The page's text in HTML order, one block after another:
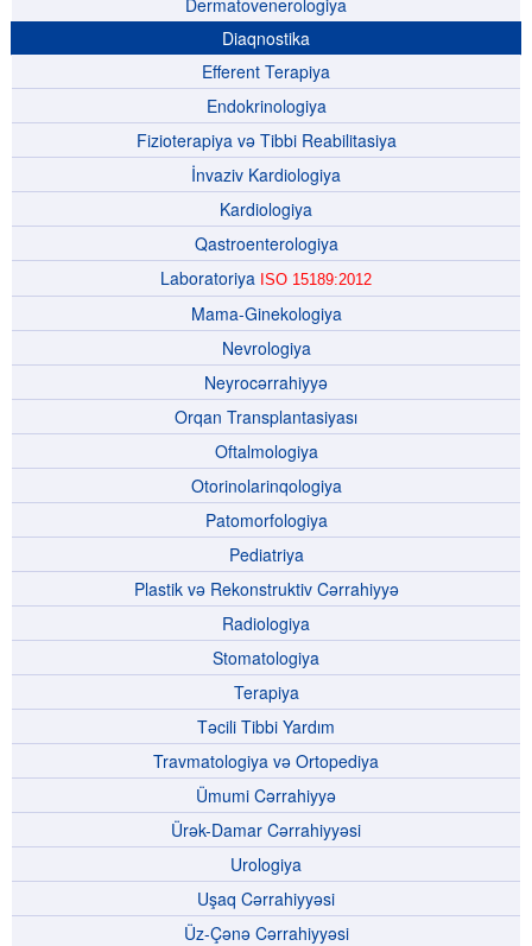
Diaqnostika
Efferent Terapiya
Endokrinologiya
Fizioterapiya və Tibbi Reabilitasiya
İnvaziv Kardiologiya
Kardiologiya
Qastroenterologiya
Laboratoriya ISO 15189:2012
Mama-Ginekologiya
Nevrologiya
Neyrocərrahiyyə
Orqan Transplantasiyası
Oftalmologiya
Otorinolarinqologiya
Patomorfologiya
Pediatriya
Plastik və Rekonstruktiv Cərrahiyyə
Radiologiya
Stomatologiya
Terapiya
Təcili Tibbi Yardım
Travmatologiya və Ortopediya
Ümumi Cərrahiyyə
Ürək-Damar Cərrahiyyəsi
Urologiya
Uşaq Cərrahiyyəsi
Üz-Çənə Cərrahiyyəsi